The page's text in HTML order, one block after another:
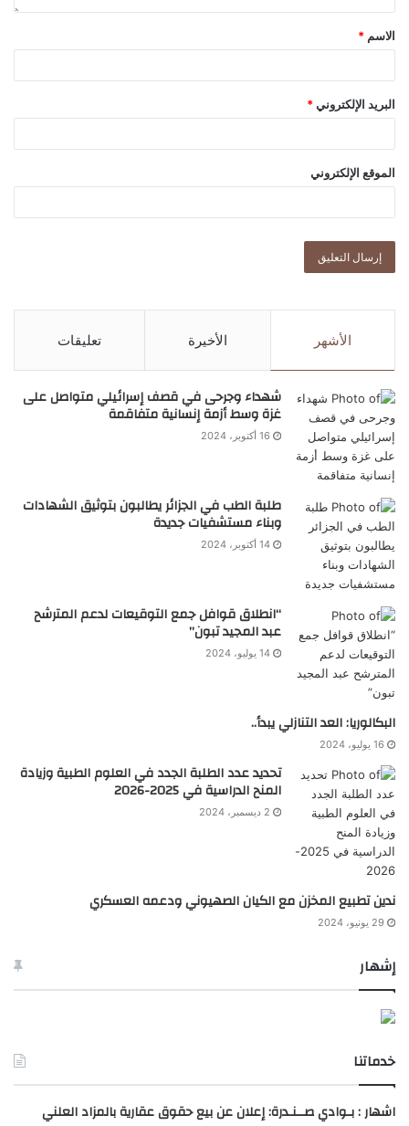
الاسم *
البريد الإلكتروني *
الموقع الإلكتروني
الأشهر الأخيرة تعليقات
شهداء وجرحى في قصف إسرائيلي متواصل على
غزة وسط أزمة إنسانية متفاقمة
16 أكتوبر، 2024
طلبة الطب في الجزائر يطالبون بتوثيق الشهادات
وبناء مستشفيات جديدة
14 أكتوبر، 2024
“انطلاق قوافل جمع التوقيعات لدعم المترشح
عبد المجيد تبون”
14 يوليو، 2024
البكالوريا: العد التنازلي يبدأ..
16 يوليو، 2024
تحديد عدد الطلبة الجدد في العلوم الطبية وزيادة
المنح الدراسية في 2025-2026
2 ديسمبر، 2024
ندين تطبيع المخزن مع الكيان الصهيوني ودعمه العسكري
29 يونيو، 2024
إشهار
خدماتنا
اشهار : بـوادي صــنـدرة: إعلان عن بيع حقوق عقارية بالمزاد العلني